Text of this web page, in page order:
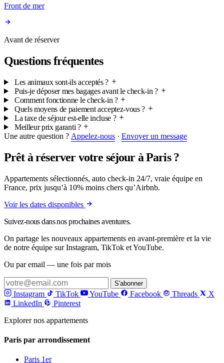
Front de mer
Avant de réserver
Questions fréquentes
Les animaux sont-ils acceptés ?
Puis-je déposer mes bagages avant le check-in ?
Comment fonctionne le check-in ?
Quels moyens de paiement acceptez-vous ?
La taxe de séjour est-elle incluse ?
Meilleur prix garanti ?
Une autre question ? Appelez-nous · Envoyer un message
Prêt à réserver votre séjour à Paris ?
Appartements sélectionnés, auto check-in 24/7, vraie équipe en
France, prix jusqu’à 10% moins chers qu’Airbnb.
Voir les dates disponibles
Suivez-nous dans nos prochaines aventures.
On partage les nouveaux appartements en avant-première et la vie
de notre équipe sur Instagram, TikTok et YouTube.
Ou par email — une fois par mois
S'abonner
Instagram TikTok YouTube Facebook Threads
X
LinkedIn
Pinterest
Explorer nos appartements
Paris par arrondissement
Paris 1er